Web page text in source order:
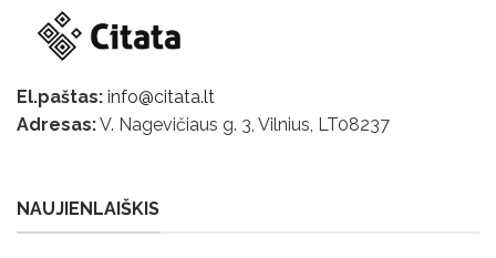
El.paštas: info@citata.lt
Adresas:V. Nagevičiaus g. 3, Vilnius, LT08237
NAUJIENLAIŠKIS